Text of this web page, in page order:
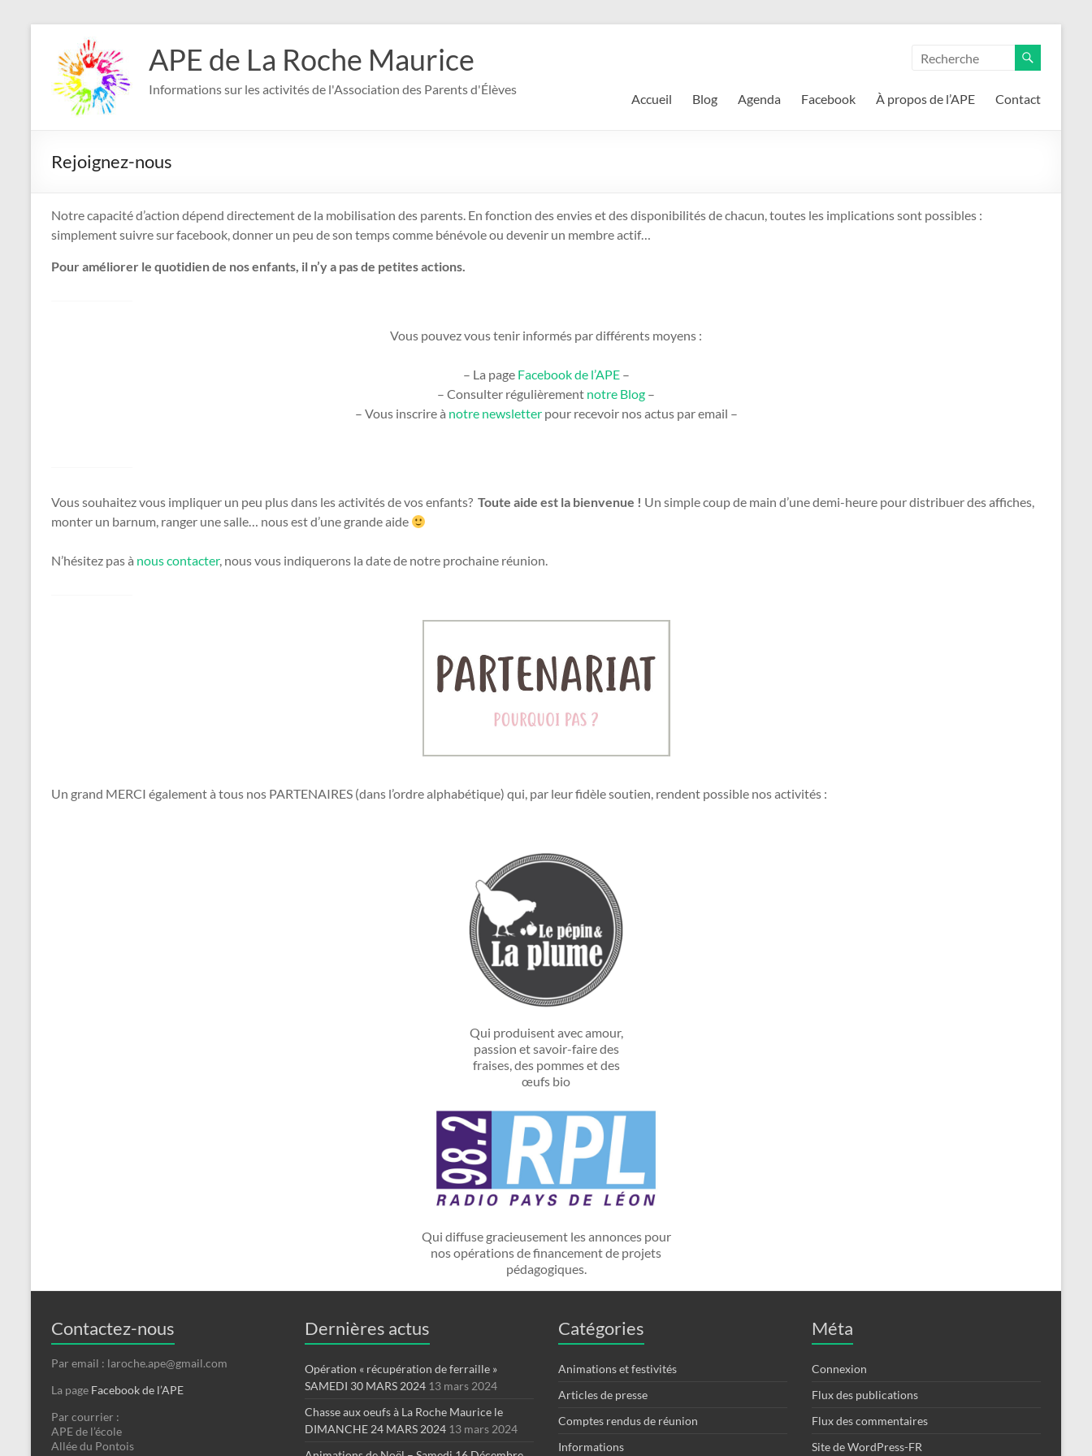
contenu
APE de La Roche Maurice
Informations sur les activités de l'Association des Parents d'Élèves
Accueil Blog Agenda Facebook À propos de l’APE Contact
Rejoignez-nous
Notre capacité d’action dépend directement de la mobilisation des parents. En fonction des envies et des disponibilités de chacun, toutes les implications sont possibles :
simplement suivre sur facebook, donner un peu de son temps comme bénévole ou devenir un membre actif…
Pour améliorer le quotidien de nos enfants, il n’y a pas de petites actions.
Vous pouvez vous tenir informés par différents moyens :
– La page Facebook de l’APE–
– Consulter régulièrement notre Blog –
– Vous inscrire à notre newsletterpour recevoir nos actus par email –
Vous souhaitez vous impliquer un peu plus dans les activités de vos enfants? Toute aide est la bienvenue ! Un simple coup de main d’une demi-heure pour distribuer des affiches,
monter un barnum, ranger une salle… nous est d’une grande aide
N’hésitez pas à nous contacter, nous vous indiquerons la date de notre prochaine réunion.
Un grand MERCI également à tous nos PARTENAIRES (dans l’ordre alphabétique) qui, par leur fidèle soutien, rendent possible nos activités :
Qui produisent avec amour,
passion et savoir-faire des
fraises, des pommes et des
œufs bio
Qui diffuse gracieusement les annonces pour
nos opérations de financement de projets
pédagogiques.
Contactez-nous
Par email : laroche.ape@gmail.com
La page Facebook de l’APE
Par courrier :
APE de l’école
Allée du Pontois
Dernières actus
Opération « récupération de ferraille »
SAMEDI 30 MARS 2024 13 mars 2024
Chasse aux oeufs à La Roche Maurice le
DIMANCHE 24 MARS 2024 13 mars 2024
Catégories
Animations et festivités
Articles de presse
Comptes rendus de réunion
Informations
Méta
Connexion
Flux des publications
Flux des commentaires
Site de WordPress-FR